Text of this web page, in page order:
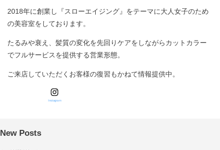
2018年に創業し『スローエイジング』をテーマに大人女子のため
の美容室をしております。
たるみや衰え、髪質の変化を先回りケアをしながらカットカラー
でフルサービスを提供する営業形態。
ご来店していただくお客様の復習もかねて情報提供中。
Instagram
New Posts